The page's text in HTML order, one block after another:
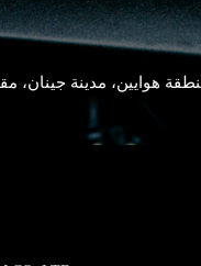
هوايين، مدينة جينان،